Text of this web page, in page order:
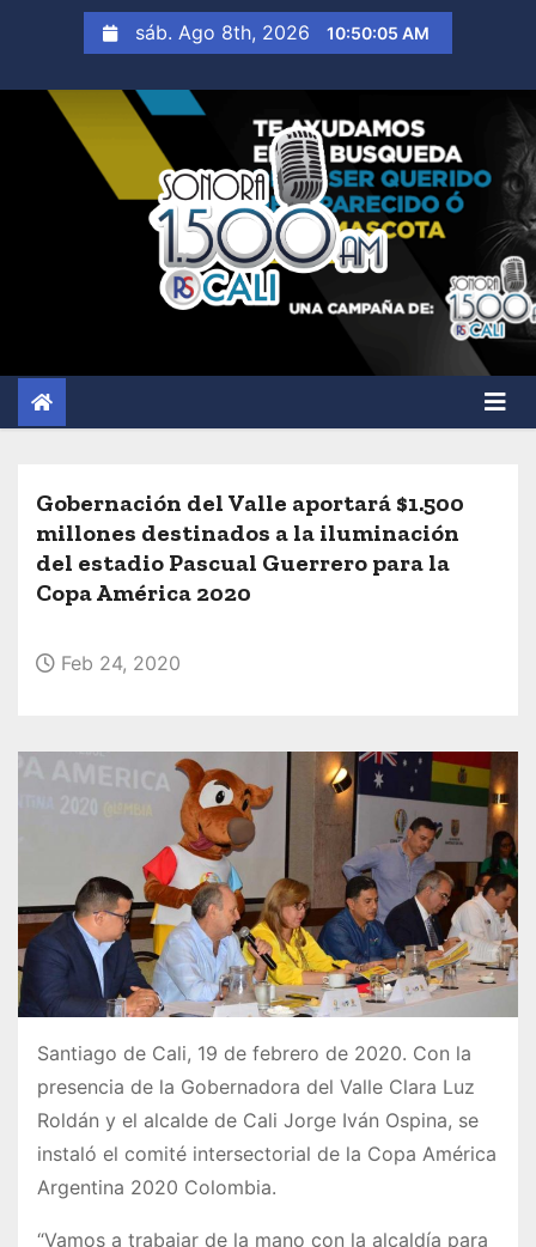
sáb. Ago 8th, 2026 10:50:06 AM
Gobernación del Valle aportará $1.500
millones destinados a la iluminación
del estadio Pascual Guerrero para la
Copa América 2020
Feb 24, 2020
Santiago de Cali, 19 de febrero de 2020. Con la
presencia de la Gobernadora del Valle Clara Luz
Roldán y el alcalde de Cali Jorge Iván Ospina, se
instaló el comité intersectorial de la Copa América
Argentina 2020 Colombia.
“Vamos a trabajar de la mano con la alcaldía para